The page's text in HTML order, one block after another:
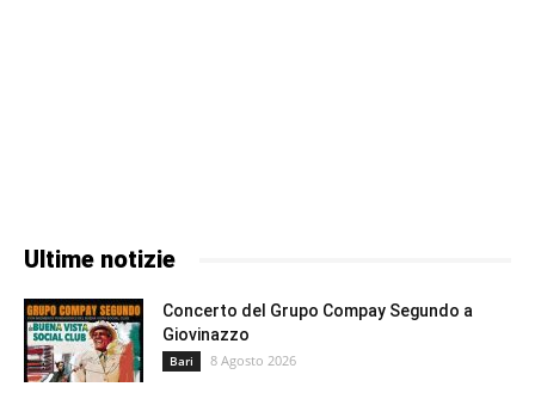
Ultime notizie
Concerto del Grupo Compay Segundo a
Giovinazzo
Bari 8 Agosto 2026